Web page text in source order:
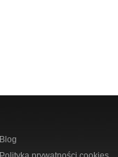
Blog